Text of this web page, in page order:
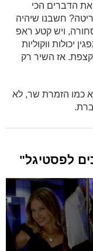
את הדברים הכי
חשבנו שיהיה
ויש קטע ראפ
יכולות ווקוליות
אז השיר רק
כמו הזמרת שר, לא